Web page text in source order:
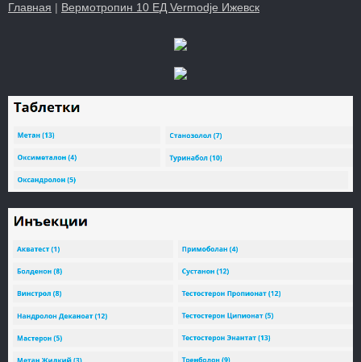
Главная | Вермотропин 10 ЕД Vermodje Ижевск